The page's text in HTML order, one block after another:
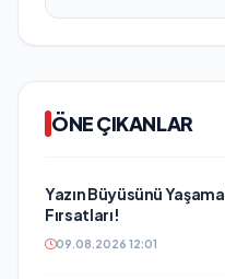
ÖNE ÇIKANLAR
Yazın Büyüsünü
Fırsatları!
09.08.2026 12:01